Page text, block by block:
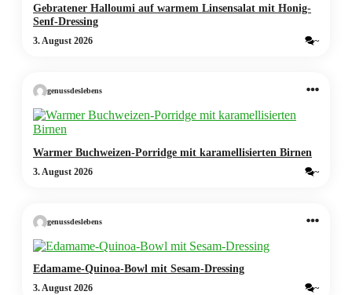
Gebratener Halloumi auf warmem Linsensalat mit Honig-
Senf-Dressing
3. August 2026 ~
genussdeslebens
Warmer Buchweizen-Porridge mit karamellisierten Birnen
3. August 2026 ~
genussdeslebens
Edamame-Quinoa-Bowl mit Sesam-Dressing
3. August 2026 ~